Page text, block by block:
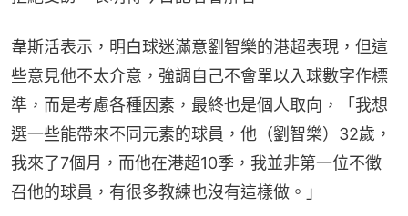
韋斯活表示，明白球迷滿意劉智樂的港超表現，但這
些意見他不太介意，強調自己不會單以入球數字作標
準，而是考慮各種因素，最終也是個人取向，「我想
選一些能帶來不同元素的球員，他（劉智樂）32歲，
我來了7個月，而他在港超10季，我並非第一位不徵
召他的球員，有很多教練也沒有這樣做。」